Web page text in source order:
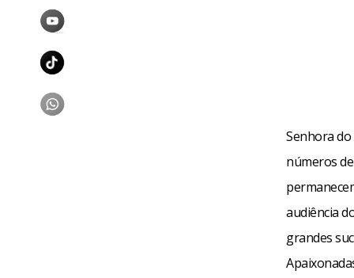
Senhora
números
audiência
grandes